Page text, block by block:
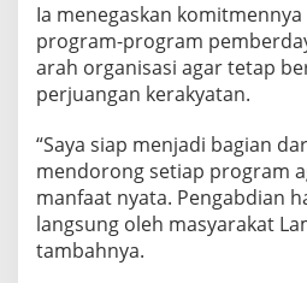
Ia menegaskan
program-program
arah organisasi agar tetap
perjuangan kerakyatan.
“Saya siap menjadi bagian
mendorong setiap program
manfaat nyata. Pengabdian
langsung oleh masyarakat
tambahnya.